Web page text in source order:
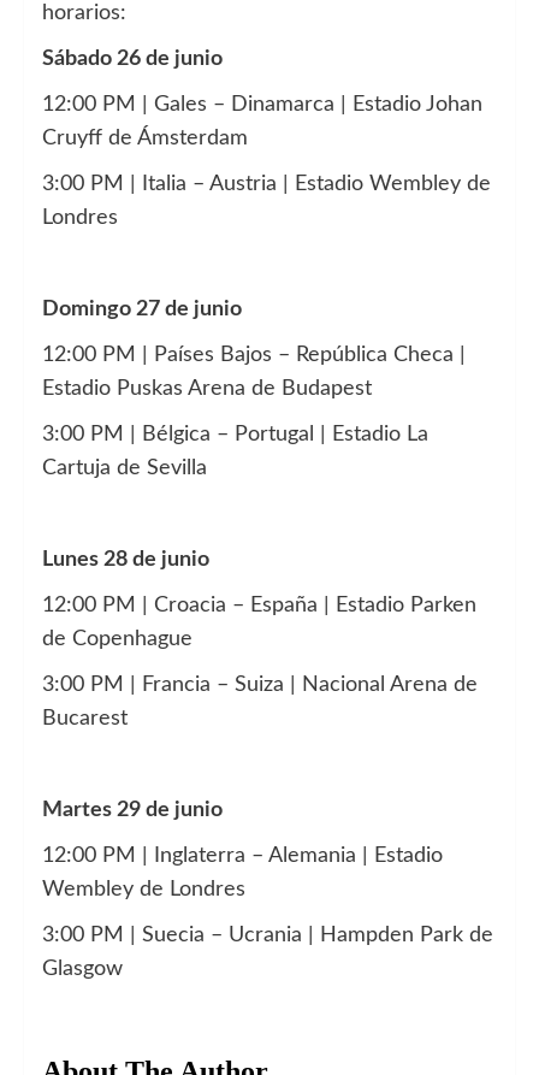
horarios:
Sábado 26 de junio
12:00 PM | Gales – Dinamarca | Estadio Johan
Cruyff de Ámsterdam
3:00 PM | Italia – Austria | Estadio Wembley de
Londres
Domingo 27 de junio
12:00 PM | Países Bajos – República Checa |
Estadio Puskas Arena de Budapest
3:00 PM | Bélgica – Portugal | Estadio La
Cartuja de Sevilla
Lunes 28 de junio
12:00 PM | Croacia – España | Estadio Parken
de Copenhague
3:00 PM | Francia – Suiza | Nacional Arena de
Bucarest
Martes 29 de junio
12:00 PM | Inglaterra – Alemania | Estadio
Wembley de Londres
3:00 PM | Suecia – Ucrania | Hampden Park de
Glasgow